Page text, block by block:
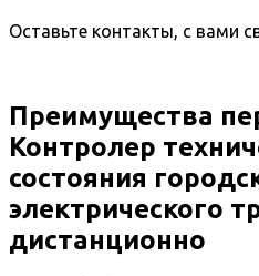
Оставьте контакты, с вами
Преимущества
Контролер
состояния
электрического
дистанционно